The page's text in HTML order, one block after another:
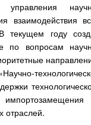
взаимодействия
текущем году
по вопросам
отраслей.